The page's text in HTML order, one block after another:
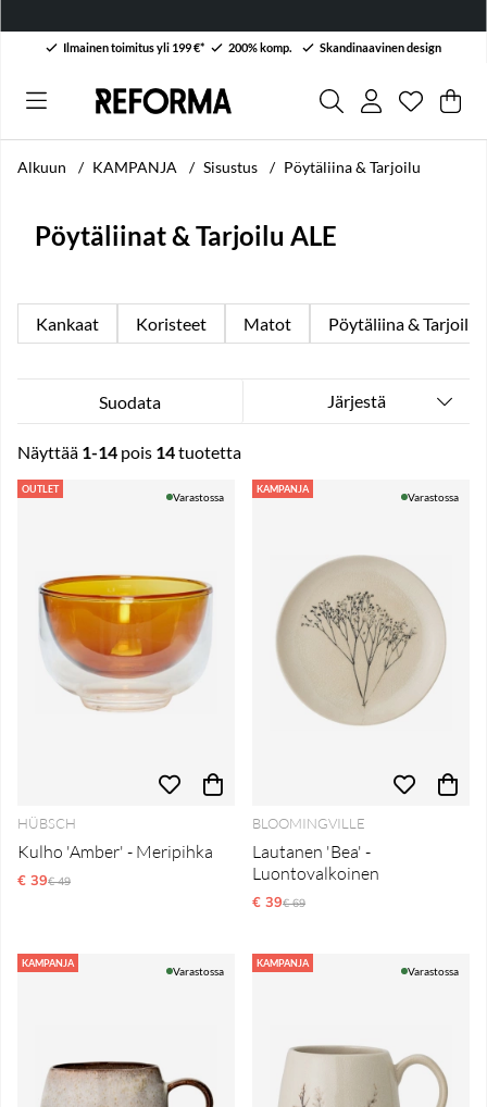
Ilmainen toimitus yli 199 €* 200% komp. Skandinaavinen design
Toivelista
. .
Alkuun KAMPANJA Sisustus Pöytäliina & Tarjoilu
Pöytäliinat & Tarjoilu ALE
Kankaat Koristeet Matot Pöytäliina & Tarjoilu
Suodata Järjestä
Näyttää 1-14 pois 14tuotetta
Tuotteet
OUTLET
Varastossa
HÜBSCH
Kulho 'Amber' - Meripihka
€ 39Normaali hinta
€ 49
KAMPANJA
Varastossa
BLOOMINGVILLE
Lautanen 'Bea' -
Luontovalkoinen
€ 39Normaali hinta
€ 69
KAMPANJA
Varastossa
KAMPANJA
Varastossa